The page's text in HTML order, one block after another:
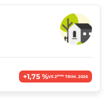
+1,75 %VS 2èmeTRIM. 2026